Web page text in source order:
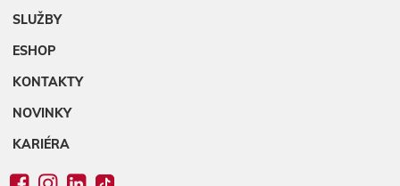
SLUŽBY
ESHOP
KONTAKTY
NOVINKY
KARIÉRA